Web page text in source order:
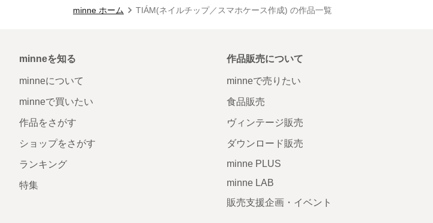
minne ホーム TIÁM(ネイルチップ／スマホケース作成) の作品一覧
minneを知る
minneについて
minneで買いたい
作品をさがす
ショップをさがす
ランキング
特集
作品販売について
minneで売りたい
食品販売
ヴィンテージ販売
ダウンロード販売
minne PLUS
minne LAB
販売支援企画・イベント